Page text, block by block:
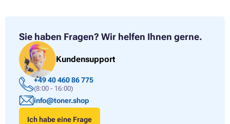
Sie haben Fragen? Wir helfen Ihnen gerne.
Kundensupport
+49 40 460 86 775
(8:00 - 16:00)
info@toner.shop
Ich habe eine Frage